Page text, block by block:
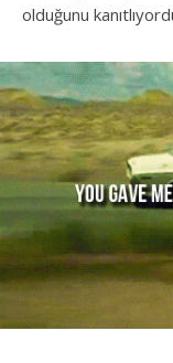
olduğunu